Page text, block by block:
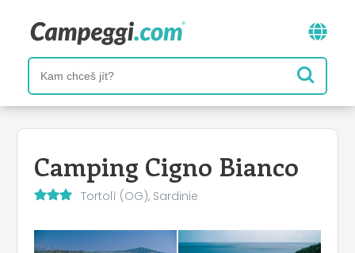
Camping Cigno Bianco
Tortolì (OG), Sardinie